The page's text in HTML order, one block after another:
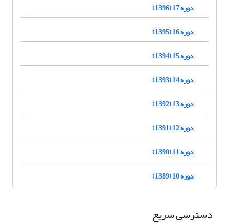
دوره 17 (1396)
دوره 16 (1395)
دوره 15 (1394)
دوره 14 (1393)
دوره 13 (1392)
دوره 12 (1391)
دوره 11 (1390)
دوره 10 (1389)
دسترسی سریع